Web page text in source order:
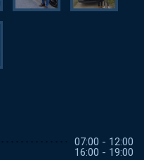
07:00 - 12:00
16:00 - 19:00